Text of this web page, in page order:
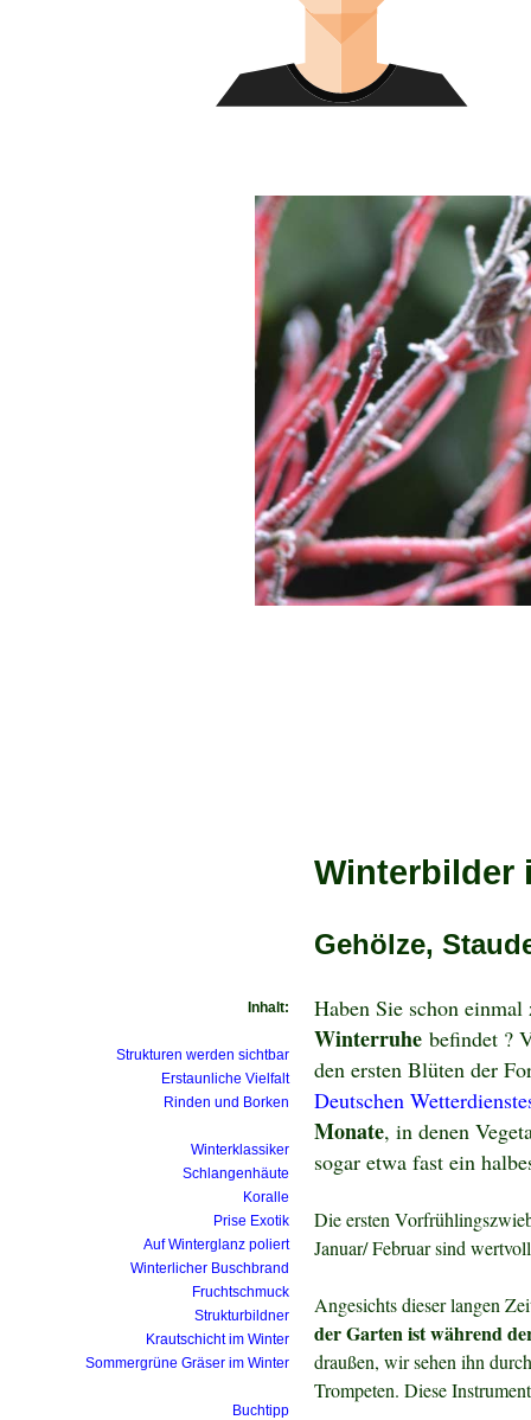
Winterbilder
Gehölze,
Haben Sie schon
Winterruhe befindet ?
den ersten Blüten der
Deutschen
Monate, in denen
sogar etwa fast ein
Die ersten
Januar/ Februar sind
Angesichts dieser langen
der Garten ist während
draußen, wir sehen ihn
Trompeten. Diese
Inhalt:
Strukturen werden sichtbar
Erstaunliche Vielfalt
Rinden und Borken
Winterklassiker
Schlangenhäute
Koralle
Prise Exotik
Auf Winterglanz poliert
Winterlicher Buschbrand
Fruchtschmuck
Strukturbildner
Krautschicht im Winter
Sommergrüne Gräser im Winter
Buchtipp